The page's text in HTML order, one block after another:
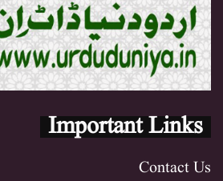
Important Links
Contact Us